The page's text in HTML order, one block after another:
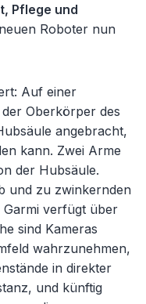
Pflege und
Roboter nun
Auf einer
Oberkörper des
angebracht,
kann. Zwei Arme
der Hubsäule.
und zu zwinkernden
Garmi verfügt über
sind Kameras
wahrzunehmen,
in direkter
und künftig